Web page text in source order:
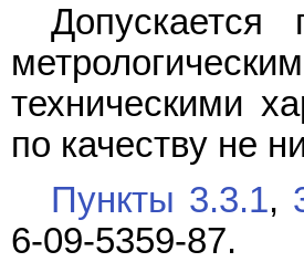
техническими
по качеству не
Пункты 3.3.1,
6-09-5359-87.